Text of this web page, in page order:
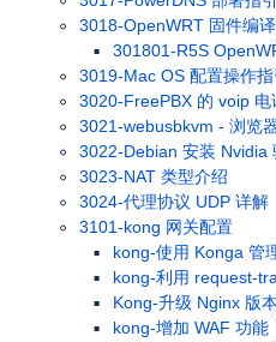
3018-OpenWRT 固件编译
301801-R5S
3019-Mac OS 配置操作指
3020-FreePBX 的 voip 电
3021-webusbkvm - 浏览
3022-Debian 安装 Nvidia
3023-NAT 类型介绍
3024-代理协议 UDP 详解
3101-kong 网关配置
kong-使用
kong-利用 request-
Kong-升级 Nginx 版本
kong-增加 WAF 功能